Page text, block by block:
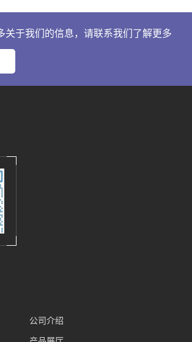
关于我们的信息，请联系我们了解更多
公司介绍